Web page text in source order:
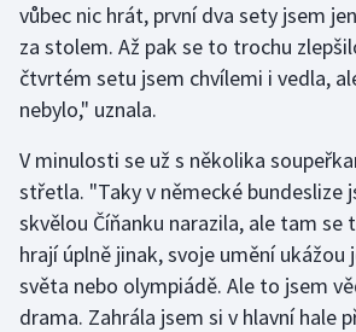
Jezdectví
Judo
Lezení
Lyže a snowboard
Moderní pětiboj
vůbec nic hrát, první dva sety jsem
za stolem. Až pak se to trochu
čtvrtém setu jsem chvílemi i vedla,
nebylo," uznala.
V minulosti se už s několika
střetla. "Taky v německé bundeslize
skvělou Číňanku narazila, ale tam se
hrají úplně jinak, svoje umění
světa nebo olympiádě. Ale to jsem
drama. Zahrála jsem si v hlavní hale